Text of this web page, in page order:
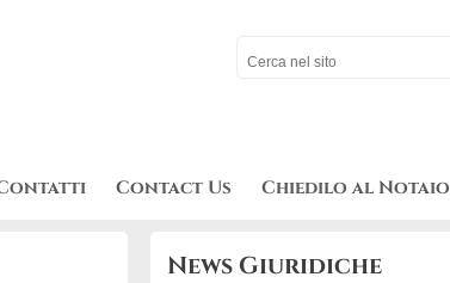
Contact Us Chiedilo al Notaio
News Giuridiche